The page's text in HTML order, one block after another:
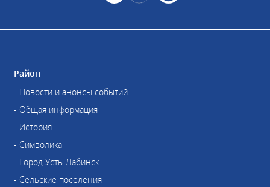
Район
- Новости и анонсы событий
- Общая информация
- История
- Символика
- Город Усть-Лабинск
- Сельские поселения